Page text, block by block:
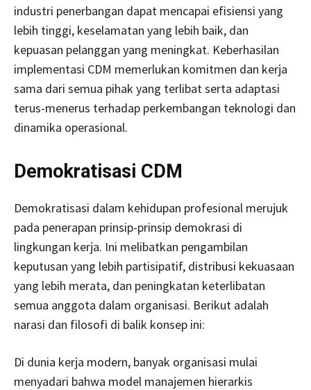
industri penerbangan dapat mencapai efisiensi yang
lebih tinggi, keselamatan yang lebih baik, dan
kepuasan pelanggan yang meningkat. Keberhasilan
implementasi CDM memerlukan komitmen dan kerja
sama dari semua pihak yang terlibat serta adaptasi
terus-menerus terhadap perkembangan teknologi dan
dinamika operasional.
Demokratisasi CDM
Demokratisasi dalam kehidupan profesional merujuk
pada penerapan prinsip-prinsip demokrasi di
lingkungan kerja. Ini melibatkan pengambilan
keputusan yang lebih partisipatif, distribusi kekuasaan
yang lebih merata, dan peningkatan keterlibatan
semua anggota dalam organisasi. Berikut adalah
narasi dan filosofi di balik konsep ini:
Di dunia kerja modern, banyak organisasi mulai
menyadari bahwa model manajemen hierarkis